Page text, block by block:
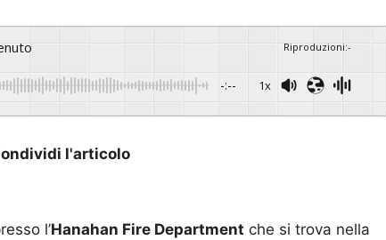
Riproduzioni:-
-:-- 1x
l'articolo
l’Hanahan Fire Department che si trova nella